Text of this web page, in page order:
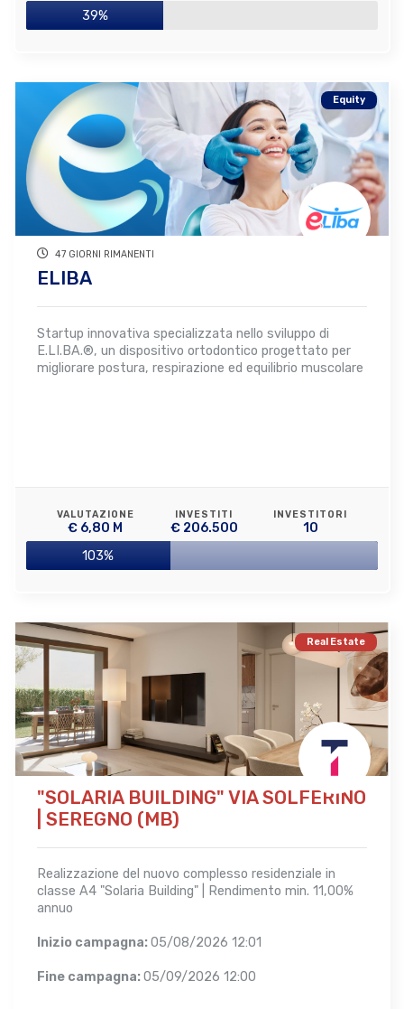
39%
Equity
47 GIORNI RIMANENTI
ELIBA
Startup innovativa specializzata nello sviluppo di
E.LI.BA.®, un dispositivo ortodontico progettato per
migliorare postura, respirazione ed equilibrio muscolare
VALUTAZIONE
€ 6,80 M
INVESTITI
€ 206.500
INVESTITORI
10
103%
Real Estate
"SOLARIA BUILDING" VIA SOLFERINO
| SEREGNO (MB)
Realizzazione del nuovo complesso residenziale in
classe A4 "Solaria Building" | Rendimento min. 11,00%
annuo
Inizio campagna:05/08/2026 12:01
Fine campagna:05/09/2026 12:00